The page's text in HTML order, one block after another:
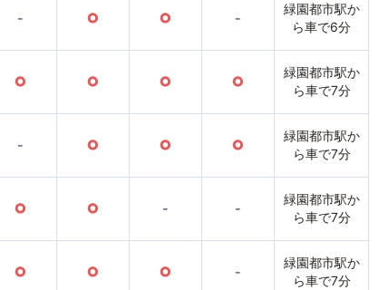
- ○ ○ -
緑園都市駅か
ら車で6分
○ ○ ○ ○
緑園都市駅か
ら車で7分
- ○ ○ ○
緑園都市駅か
ら車で7分
○ ○ - -
緑園都市駅か
ら車で7分
○ ○ ○ -
緑園都市駅か
ら車で7分